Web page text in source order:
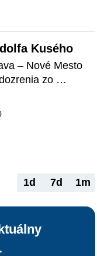
ktorému
zrušil
Ako je to
Kusého
– Nové Mesto
zo
1d 7d 1m